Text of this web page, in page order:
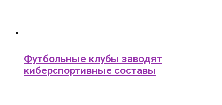
Футбольные клубы заводят
киберспортивные составы